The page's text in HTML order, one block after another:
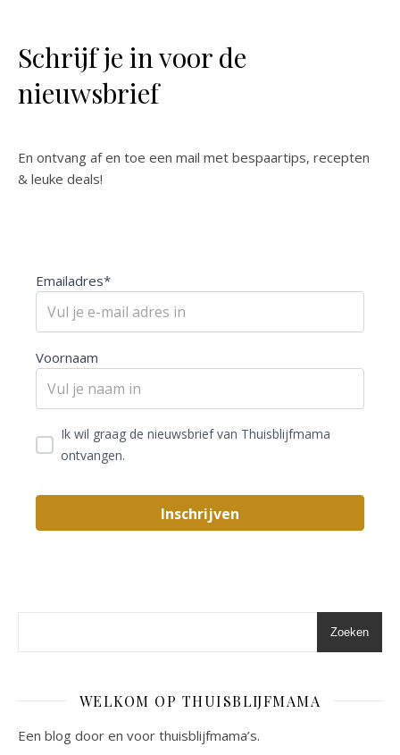
Schrijf je in voor de
nieuwsbrief
En ontvang af en toe een mail met bespaartips, recepten
& leuke deals!
Emailadres*
Voornaam
Ik wil graag de nieuwsbrief van Thuisblijfmama
ontvangen.
Zoeken
WELKOM OP THUISBLIJFMAMA
Een blog door en voor thuisblijfmama’s.